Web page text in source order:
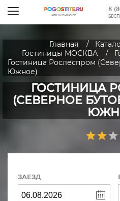
8
Главная
Гостиницы МОСКВА
Гостиница Рослеспром
Южное)
ГОСТИНИЦА
(СЕВЕРНОЕ
ЗАЕЗД